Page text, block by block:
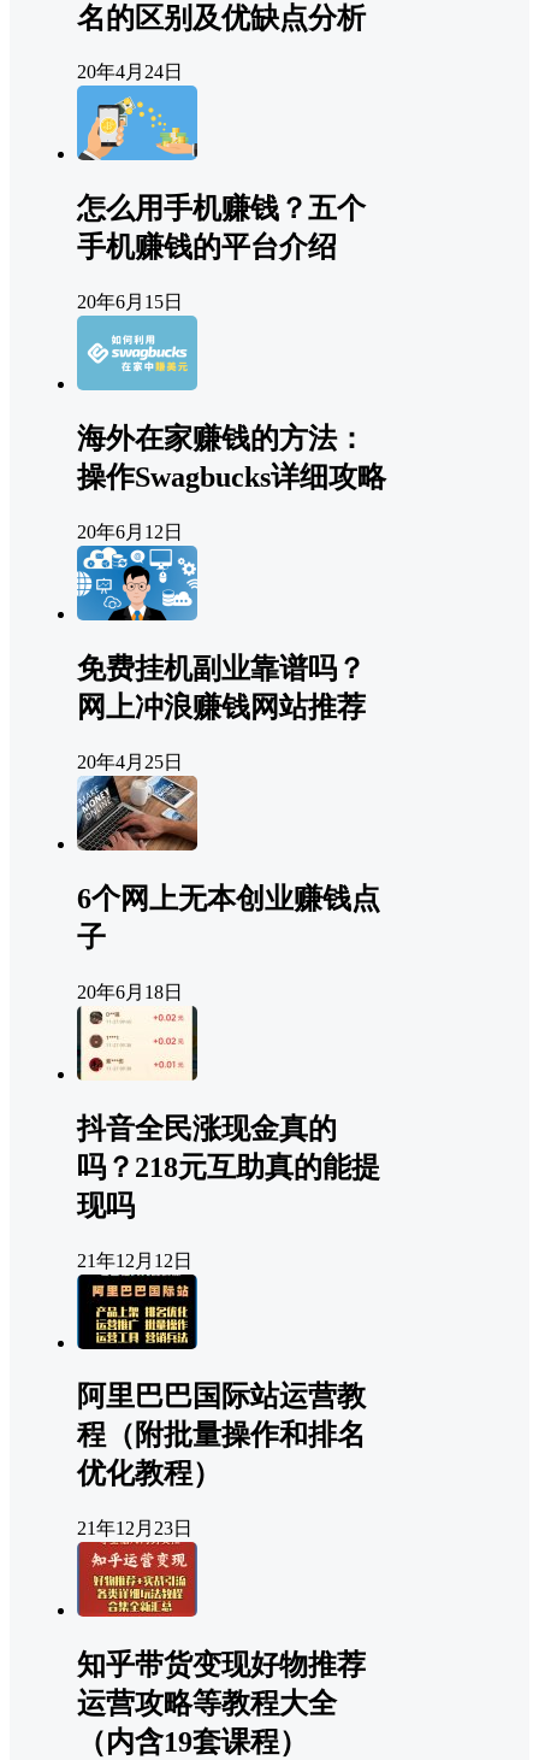
名的区别及优缺点分析
20年4月24日
怎么用手机赚钱？五个
手机赚钱的平台介绍
20年6月15日
海外在家赚钱的方法：
操作Swagbucks详细攻略
20年6月12日
免费挂机副业靠谱吗？
网上冲浪赚钱网站推荐
20年4月25日
6个网上无本创业赚钱点
子
20年6月18日
抖音全民涨现金真的
吗？218元互助真的能提
现吗
21年12月12日
阿里巴巴国际站运营教
程（附批量操作和排名
优化教程）
21年12月23日
知乎带货变现好物推荐
运营攻略等教程大全
（内含19套课程）